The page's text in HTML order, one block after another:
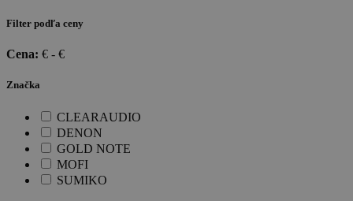
Filter podľa ceny
Cena: € - €
Značka
CLEARAUDIO
DENON
GOLD NOTE
MOFI
SUMIKO